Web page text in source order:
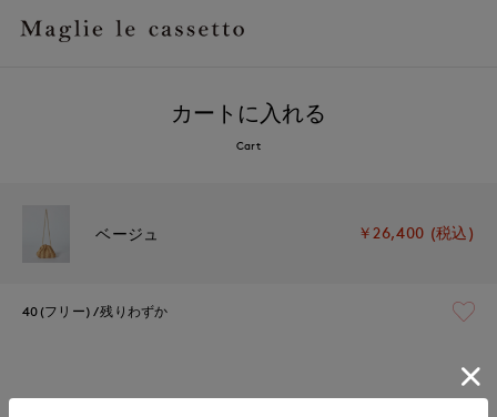
カートに入れる
Cart
ベージュ ￥26,400 (税込)
40(フリー) 残りわずか